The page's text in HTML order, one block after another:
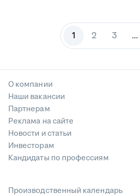
1 2 3 ...
О компании
Наши вакансии
Партнерам
Реклама на сайте
Новости и статьи
Инвесторам
Кандидаты по профессиям
Производственный календарь